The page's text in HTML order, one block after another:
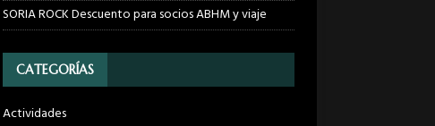
SORIA ROCK Descuento para socios ABHM y viaje
CATEGORÍAS
Actividades